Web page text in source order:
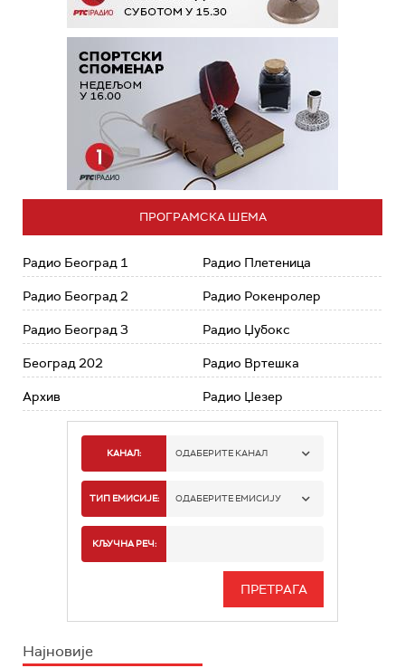
ПРОГРАМСКА ШЕМА
Радио Београд 1
Радио Београд 2
Радио Београд 3
Београд 202
Архив
Радио Плетеница
Радио Рокенролер
Радио Џубокс
Радио Вртешка
Радио Џезер
КАНАЛ: ОДАБЕРИТЕ КАНАЛ
РАДИО БЕОГРАД 1
РАДИО БЕОГРАД 3
ТИП ЕМИСИЈЕ: ОДАБЕРИТЕ ЕМИСИЈУ
ИНФО
КЉУЧНА РЕЧ:
Најновије